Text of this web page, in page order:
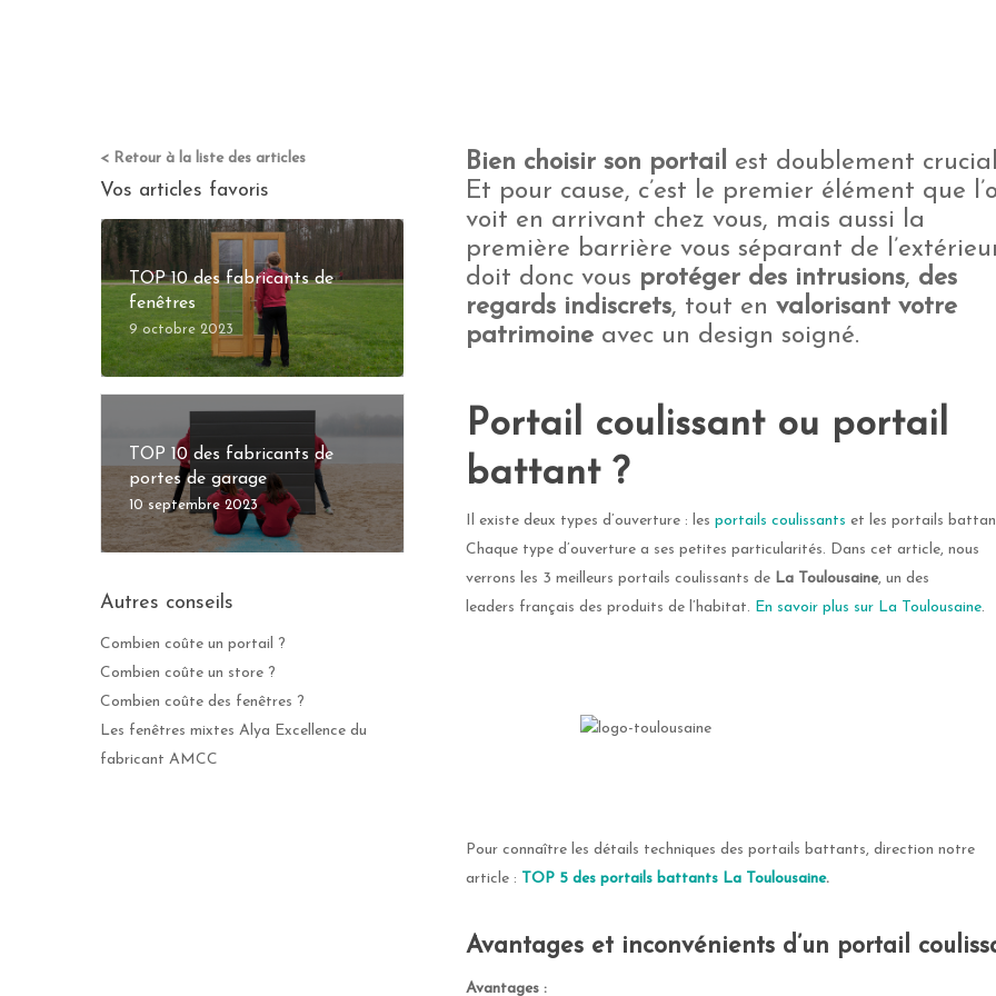
< Retour à la liste des articles
Vos articles favoris
TOP 10 des fabricants de
fenêtres
9 octobre 2023
TOP 10 des fabricants de
portes de garage
10 septembre 2023
Autres conseils
Combien coûte un portail ?
Combien coûte un store ?
Combien coûte des fenêtres ?
Les fenêtres mixtes Alya Excellence du
fabricant AMCC
Bien choisir son portail est doublement
Et pour cause, c’est le premier élément que
voit en arrivant chez vous, mais aussi la
première barrière vous séparant de
doit donc vous protéger des intrusions, des
regards indiscrets, tout en valorisant votre
patrimoineavec un design soigné.
Portail coulissant ou portail
battant ?
Il existe deux types d’ouverture : les portails coulissants et les portails
Chaque type d’ouverture a ses petites particularités. Dans cet article, nous
verrons les 3 meilleurs portails coulissants de La Toulousaine, un des
leaders français des produits de l’habitat. En savoir plus sur La Toulousaine.
Pour connaître les détails techniques des portails battants, direction notre
article : TOP 5 des portails battants La Toulousaine.
Avantages et inconvénients d’un portail
Avantages :